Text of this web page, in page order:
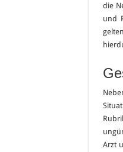
die
und
Arzt